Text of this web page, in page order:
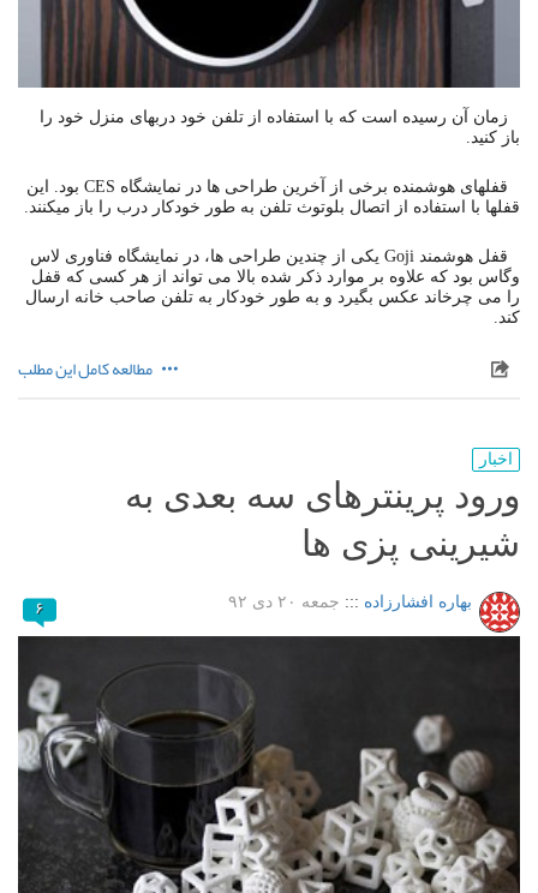
زمان آن رسیده است که با استفاده از تلفن خود درب­های منزل خود را
باز کنید.
قفل­های هوشمنده برخی از آخرین طراحی ها در نمایشگاه CES بود. این
قفل­ها با استفاده از اتصال بلوتوث تلفن به طور خودکار درب را باز می­کنند.
قفل هوشمند Goji یکی از چندین طراحی ها، در نمایشگاه فناوری لاس
وگاس بود که علاوه بر موارد ذکر شده بالا می تواند از هر کسی که قفل
را می چرخاند عکس بگیرد و به طور خودکار به تلفن صاحب خانه ارسال
کند.
مطالعه کامل این مطلب
اخبار
ورود پرینترهای سه بعدی به
شیرینی پزی ها
بهاره افشارزاده ::: جمعه ۲۰ دی ۹۲ ۶